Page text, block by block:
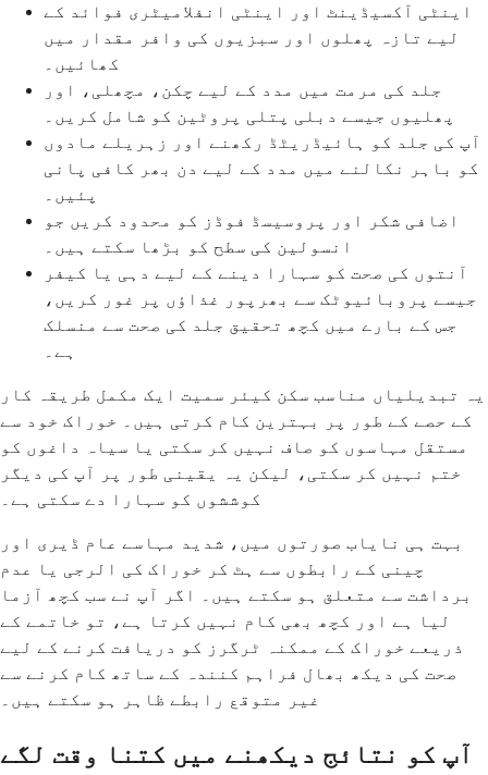
اینٹی آکسیڈینٹ اور اینٹی انفلامیٹری فوائد کے
لیے تازہ پھلوں اور سبزیوں کی وافر مقدار میں
کھائیں۔
جلد کی مرمت میں مدد کے لیے چکن، مچھلی، اور
پھلیوں جیسے دبلی پتلی پروٹین کو شامل کریں۔
آپ کی جلد کو ہائیڈریٹڈ رکھنے اور زہریلے مادوں
کو باہر نکالنے میں مدد کے لیے دن بھر کافی پانی
پئیں۔
اضافی شکر اور پروسیسڈ فوڈز کو محدود کریں جو
انسولین کی سطح کو بڑھا سکتے ہیں۔
آنتوں کی صحت کو سہارا دینے کے لیے دہی یا کیفر
جیسے پروبائیوٹک سے بھرپور غذاؤں پر غور کریں،
جس کے بارے میں کچھ تحقیق جلد کی صحت سے منسلک
ہے۔
یہ تبدیلیاں مناسب سکن کیئر سمیت ایک مکمل طریقہ کار
کے حصے کے طور پر بہترین کام کرتی ہیں۔ خوراک خود سے
مستقل مہاسوں کو صاف نہیں کر سکتی یا سیاہ داغوں کو
ختم نہیں کر سکتی، لیکن یہ یقینی طور پر آپ کی دیگر
کوششوں کو سہارا دے سکتی ہے۔
بہت ہی نایاب صورتوں میں، شدید مہاسے عام ڈیری اور
چینی کے رابطوں سے ہٹ کر خوراک کی الرجی یا عدم
برداشت سے متعلق ہو سکتے ہیں۔ اگر آپ نے سب کچھ آزما
لیا ہے اور کچھ بھی کام نہیں کرتا ہے، تو خاتمے کے
ذریعے خوراک کے ممکنہ ٹرگرز کو دریافت کرنے کے لیے
صحت کی دیکھ بھال فراہم کنندہ کے ساتھ کام کرنے سے
غیر متوقع رابطے ظاہر ہو سکتے ہیں۔
آپ کو نتائج دیکھنے میں کتنا وقت لگے